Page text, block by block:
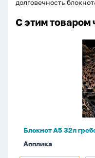
долговечность
С этим товаром
Блокнот А5 32л
Апплика